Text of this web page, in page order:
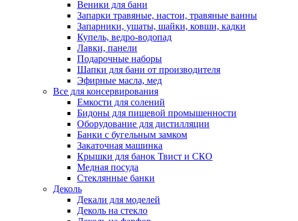
Веники для бани
Запарки травяные, настои, травяные ванны
Запарники, ушаты, шайки, ковши, кадки
Купель, ведро-водопад
Лавки, панели
Подарочные наборы
Шапки для бани от производителя
Эфирные масла, мед
Все для консервирования
Емкости для солений
Бидоны для пищевой промышенности
Оборудование для дистилляции
Банки с бугельным замком
Закаточная машинка
Крышки для банок Твист и СКО
Медная посуда
Стеклянные банки
Деколь
Декали для моделей
Деколь на стекло